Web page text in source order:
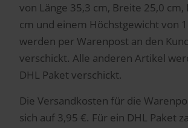
von Länge 35,3 cm, Breite 25,0 cm,
cm und einem Höchstgewicht von
werden per Warenpost an den
verschickt. Alle anderen Artikel
DHL Paket verschickt.
Die Versandkosten für die
sich auf 3,95 €. Für ein DHL Paket